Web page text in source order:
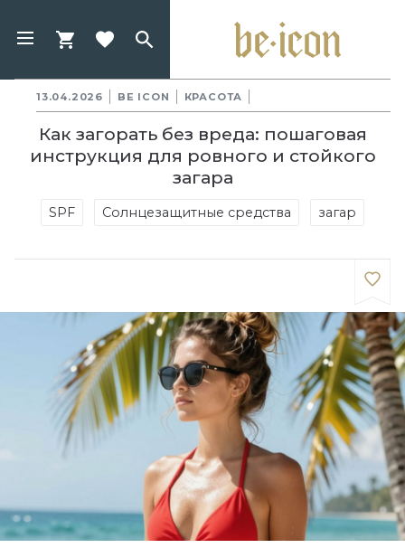
13.04.2026 BE ICON КРАСОТА
Как загорать без вреда: пошаговая
инструкция для ровного и стойкого
загара
SPF Солнцезащитные средства загар